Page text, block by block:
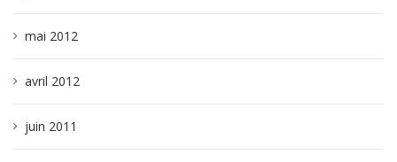
mai 2012
avril 2012
juin 2011